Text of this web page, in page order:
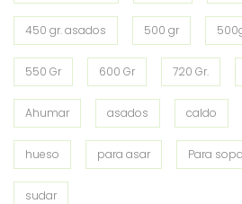
450 gr. asados 500 gr
550 Gr 600 Gr 720 Gr.
Ahumar asados caldo
hueso para asar Para
sudar